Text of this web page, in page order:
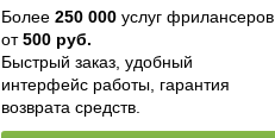
Более 250 000услуг фрилансеров
от500 руб.
Быстрый заказ, удобный
интерфейс работы, гарантия
возврата средств.